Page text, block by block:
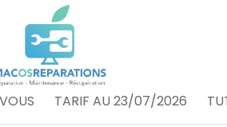
TARIF AU 23/07/2026